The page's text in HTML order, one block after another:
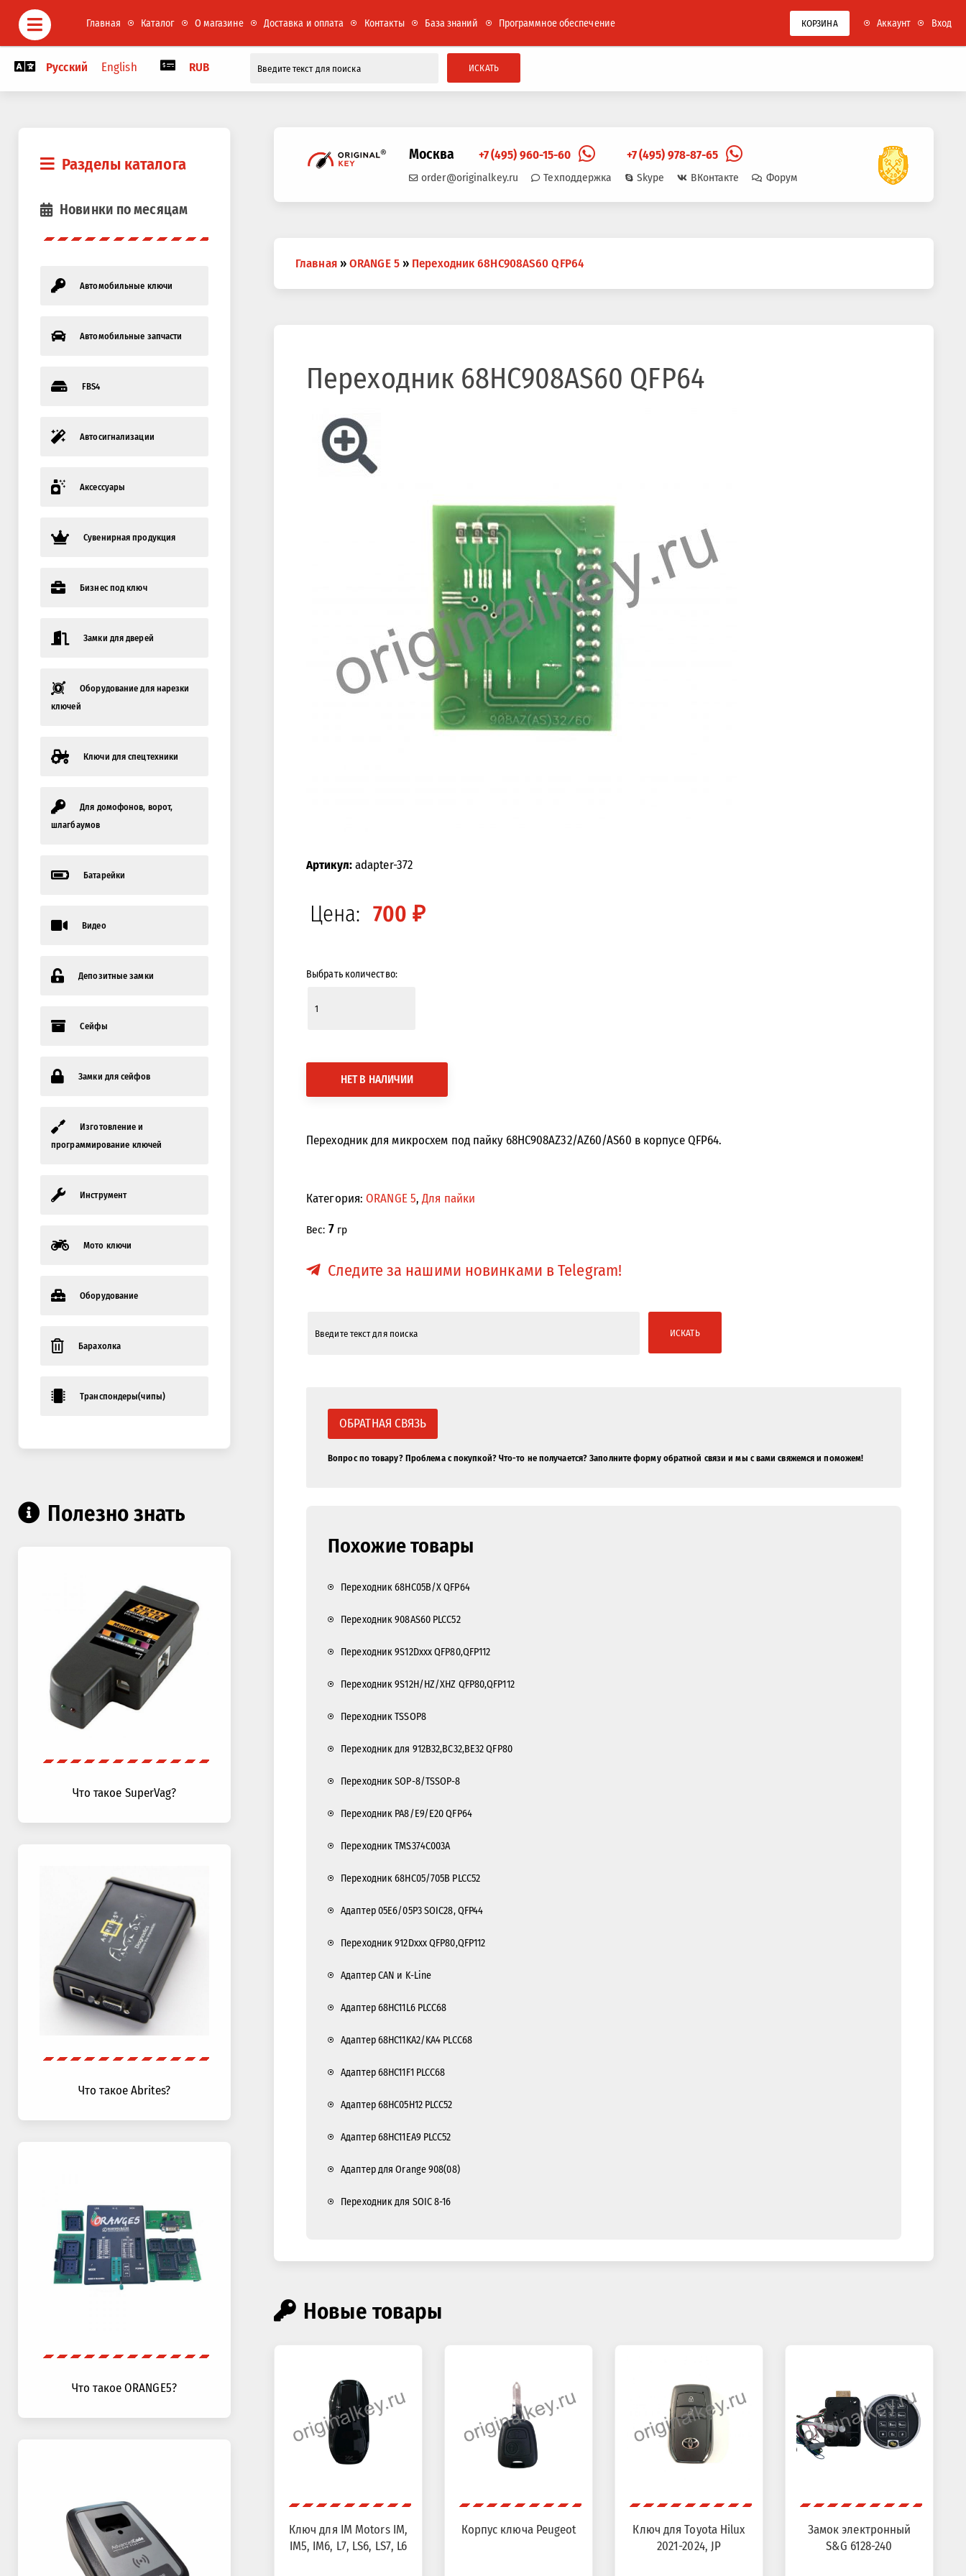
Главная Каталог О магазине Доставка и оплата Контакты База знаний Программное обеспечение КОРЗИНА Аккаунт Вход
Русский English RUB ИСКАТЬ
Разделы каталога
Новинки по месяцам
Автомобильные ключи
Автомобильные запчасти
FBS4
Автосигнализации
Аксессуары
Сувенирная продукция
Бизнес под ключ
Замки для дверей
Оборудование для нарезки
ключей
Ключи для спецтехники
Для домофонов, ворот,
шлагбаумов
Батарейки
Видео
Депозитные замки
Сейфы
Замки для сейфов
Изготовление и
программирование ключей
Инструмент
Мото ключи
Оборудование
Барахолка
Транспондеры(чипы)
Полезно знать
Что такое SuperVag?
Что такое Abrites?
Что такое ORANGE5?
Москва +7 (495) 960-15-60 +7 (495) 978-87-65
order@originalkey.ru Техподдержка Skype ВКонтакте Форум
здесь
Главная » ORANGE 5 » Переходник 68HC908AS60 QFP64
Переходник 68HC908AS60 QFP64
Артикул:adapter-372
Цена: 700 ₽
Выбрать количество:
НЕТ В НАЛИЧИИ
Переходник для микросхем под пайку 68HC908AZ32/AZ60/AS60 в корпусе QFP64.
Категория:ORANGE 5,Для пайки
Вес: 7гр
Следите за нашими новинками в Telegram!
ИСКАТЬ
ОБРАТНАЯ СВЯЗЬ
Вопрос по товару? Проблема с покупкой? Что-то не получается? Заполните форму обратной связи и мы с вами свяжемся и поможем!
Похожие товары
Переходник 68HC05B/X QFP64
Переходник 908AS60 PLCC52
Переходник 9S12Dxxx QFP80,QFP112
Переходник 9S12H/HZ/XHZ QFP80,QFP112
Переходник TSSOP8
Переходник для 912B32,BC32,BE32 QFP80
Переходник SOP-8/TSSOP-8
Переходник PA8/E9/E20 QFP64
Переходник TMS374C003A
Переходник 68HC05/705B PLCC52
Адаптер 05E6/05P3 SOIC28, QFP44
Переходник 912Dxxx QFP80,QFP112
Адаптер CAN и K-Line
Адаптер 68HC11L6 PLCC68
Адаптер 68HC11KA2/KA4 PLCC68
Адаптер 68HC11F1 PLCC68
Адаптер 68HC05H12 PLCC52
Адаптер 68HC11EA9 PLCC52
Адаптер для Orange 908(08)
Переходник для SOIC 8-16
Новые товары
Ключ для IM Motors IM,
IM5, IM6, L7, LS6, LS7, L6
Корпус ключа Peugeot
Ключ для Toyota Hilux
2021-2024, JP
Замок электронный
S&G 6128-240